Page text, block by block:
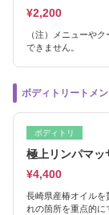
¥2,200
（注）メニューや
できません。
ボディトリートメン
ボディトリ
極上リンパマ
¥4,400
長崎県産椿オイルを
れの箇所を重点的に